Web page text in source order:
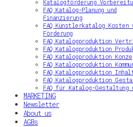
Katalogförderung
FAQ Katalog-Planung und
Finanzierung
FAQ Künstlerkatalog Kosten
Förderung
FAQ Katalogproduktion
FAQ Katalogproduktion
FAQ Katalogproduktion
FAQ Katalogproduktion
FAQ Katalogproduktion
FAQ Katalogproduktion
FAQ für Katalog-Gestaltung
MARKETING
Newsletter
About us
AGBs